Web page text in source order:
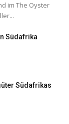
im The Oyster
Südafrika
Südafrikas